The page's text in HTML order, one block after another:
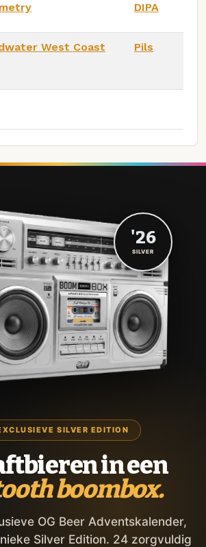
DIPA
West Coast
Pils
SILVER EDITION
in een
boombox.
OG Beer Adventskalender,
Silver Edition. 24 zorgvuldig
'26
SILVER